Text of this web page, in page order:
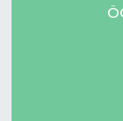
Tüm
Son